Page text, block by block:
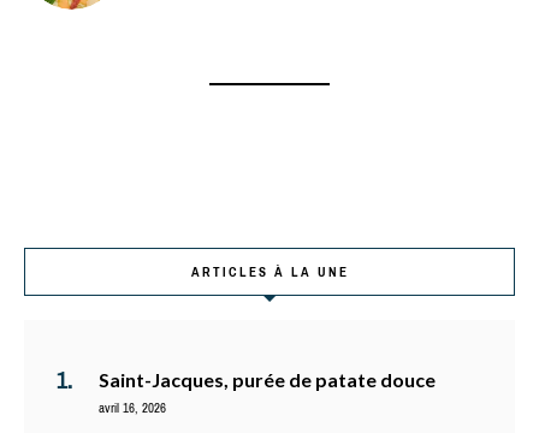
ARTICLES À LA UNE
Saint-Jacques, purée de patate douce
avril 16, 2026